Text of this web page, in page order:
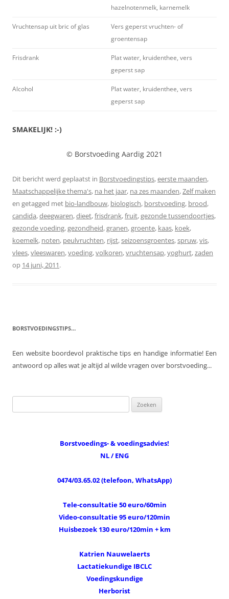
hazelnotenmelk, karnemelk
Vruchtensap uit bric of glas
Vers geperst vruchten- of
groentensap
Frisdrank
Plat water, kruidenthee, vers
geperst sap
Alcohol
Plat water, kruidenthee, vers
geperst sap
SMAKELIJK! :-)
© Borstvoeding Aardig 2021
Dit bericht werd geplaatst in Borstvoedingstips,eerste maanden,
Maatschappelijke thema's, na het jaar, na zes maanden,Zelf maken
en getagged met bio-landbouw, biologisch, borstvoeding, brood,
candida,deegwaren,dieet,frisdrank,fruit,gezonde tussendoortjes,
gezonde voeding,gezondheid,granen,groente, kaas, koek,
koemelk, noten, peulvruchten, rijst,seizoensgroentes,spruw,vis,
vlees,vleeswaren,voeding,volkoren,vruchtensap,yoghurt,zaden
op 14 juni, 2011.
BORSTVOEDINGSTIPS…
Een website boordevol praktische tips en handige informatie! Een
antwoord op alles wat je altijd al wilde vragen over borstvoeding...
naar:
Borstvoedings- & voedingsadvies!
NL / ENG
0474/03.65.02 (telefoon, WhatsApp)
Tele-consultatie 50 euro/60min
Video-consultatie 95 euro/120min
Huisbezoek 130 euro/120min + km
Katrien Nauwelaerts
Lactatiekundige IBCLC
Voedingskundige
Herborist